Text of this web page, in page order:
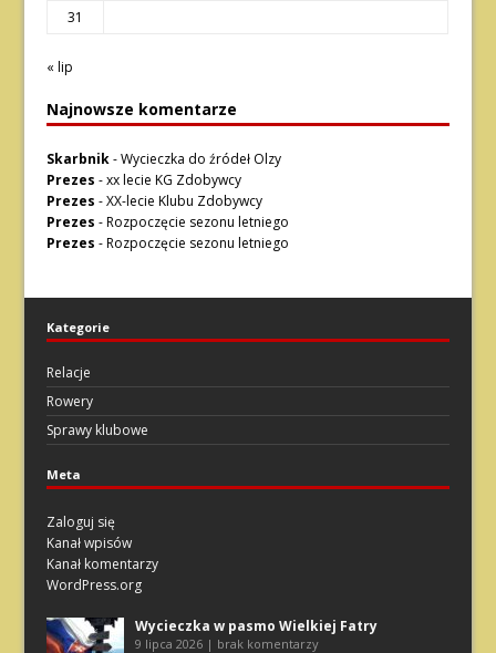
31
« lip
Najnowsze komentarze
Skarbnik-Wycieczka do źródeł Olzy
Prezes -xx lecie KG Zdobywcy
Prezes -XX-lecie Klubu Zdobywcy
Prezes -Rozpoczęcie sezonu letniego
Prezes -Rozpoczęcie sezonu letniego
Kategorie
Relacje
Rowery
Sprawy klubowe
Meta
Zaloguj się
Kanał wpisów
Kanał komentarzy
WordPress.org
Wycieczka w pasmo Wielkiej Fatry
9 lipca 2026 | brak komentarzy